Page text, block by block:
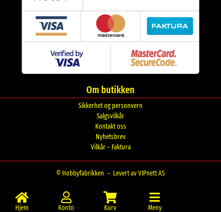
Om butikken
Sikkerhet og personvern
Salgsvilkår
Kontakt oss
Nyhetsbrev
Vilkår – Faktura
© Hobbyfabrikken – Levert av VIPnett AS
Hjem Konto Kurv Meny